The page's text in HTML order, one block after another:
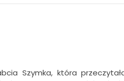
Szymka, która